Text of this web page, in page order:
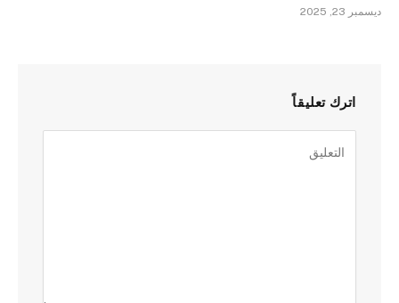
ديسمبر 23, 2025
اترك تعليقاً